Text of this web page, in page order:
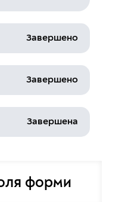
Завершено
Завершено
Завершена
форми